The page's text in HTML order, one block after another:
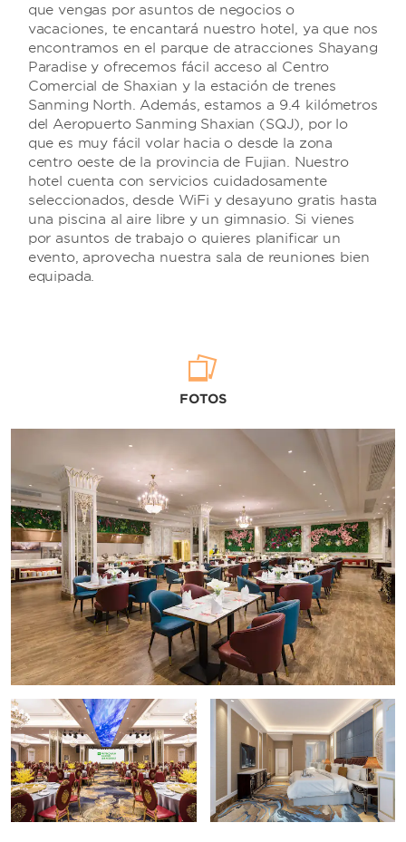
que vengas por asuntos de negocios o
vacaciones, te encantará nuestro hotel, ya que nos
encontramos en el parque de atracciones Shayang
Paradise y ofrecemos fácil acceso al Centro
Comercial de Shaxian y la estación de trenes
Sanming North. Además, estamos a 9.4 kilómetros
del Aeropuerto Sanming Shaxian (SQJ), por lo
que es muy fácil volar hacia o desde la zona
centro oeste de la provincia de Fujian. Nuestro
hotel cuenta con servicios cuidadosamente
seleccionados, desde WiFi y desayuno gratis hasta
una piscina al aire libre y un gimnasio. Si vienes
por asuntos de trabajo o quieres planificar un
evento, aprovecha nuestra sala de reuniones bien
equipada.
FOTOS